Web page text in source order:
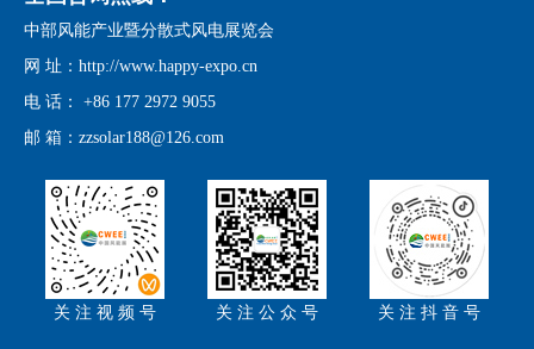
中部风能产业暨分散式风电展览会
网 址：http://www.happy-expo.cn
电 话： +86 177 2972 9055
邮 箱：zzsolar188@126.com
关 注 视 频 号 关 注 公 众 号 关 注 抖 音 号